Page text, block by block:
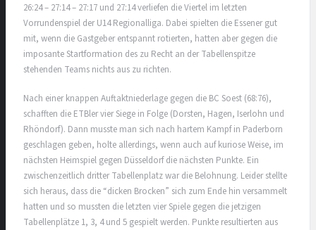
26:24 – 27:14 – 27:17 und 27:14 verliefen die Viertel im letzten
Vorrundenspiel der U14 Regionalliga. Dabei spielten die Essener gut
mit, wenn die Gastgeber entspannt rotierten, hatten aber gegen die
imposante Startformation des zu Recht an der Tabellenspitze
stehenden Teams nichts aus zu richten.
Nach einer knappen Auftaktniederlage gegen die BC Soest (68:76),
schafften die ETBler vier Siege in Folge (Dorsten, Hagen, Iserlohn und
Rhöndorf). Dann musste man sich nach hartem Kampf in Paderborn
geschlagen geben, holte allerdings, wenn auch auf kuriose Weise, im
nächsten Heimspiel gegen Düsseldorf die nächsten Punkte. Ein
zwischenzeitlich dritter Tabellenplatz war die Belohnung. Leider stellte
sich heraus, dass die “dicken Brocken” sich zum Ende hin versammelt
hatten und so mussten die letzten vier Spiele gegen die jetzigen
Tabellenplätze 1, 3, 4 und 5 gespielt werden. Punkte resultierten aus